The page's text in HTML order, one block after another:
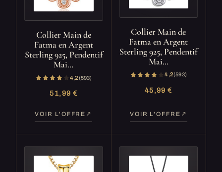
Collier Main de
Fatma en Argent
Sterling 925, Pendentif
Mai…
4,2(593)
51,99 €
VOIR L'OFFRE
Collier Main de
Fatma en Argent
Sterling 925, Pendentif
Mai…
4,2(593)
45,99 €
VOIR L'OFFRE